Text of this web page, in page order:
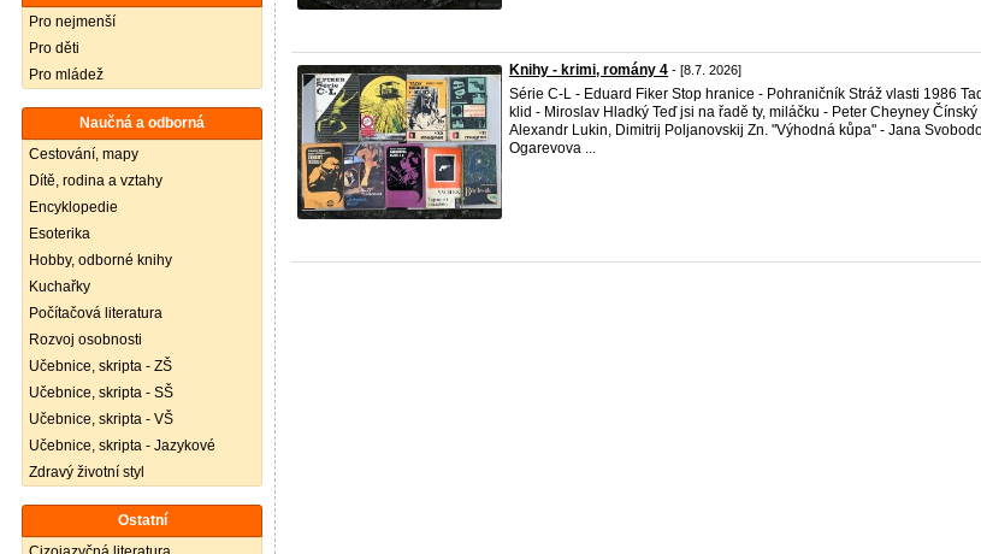
Pro nejmenší
Pro děti
Pro mládež
Naučná a odborná
Cestování, mapy
Dítě, rodina a vztahy
Encyklopedie
Esoterika
Hobby, odborné knihy
Kuchařky
Počítačová literatura
Rozvoj osobnosti
Učebnice, skripta - ZŠ
Učebnice, skripta - SŠ
Učebnice, skripta - VŠ
Učebnice, skripta - Jazykové
Zdravý životní styl
Ostatní
Knihy - krimi, romány 4 - [8.7. 2026]
Série C-L - Eduard Fiker Stop hranice - Pohraničník Stráž vlasti 1986
klid - Miroslav Hladký Teď jsi na řadě ty, miláčku - Peter Cheyney Čínský
Alexandr Lukin, Dimitrij Poljanovskij Zn. "Výhodná kůpa" - Jana
Ogarevova ...